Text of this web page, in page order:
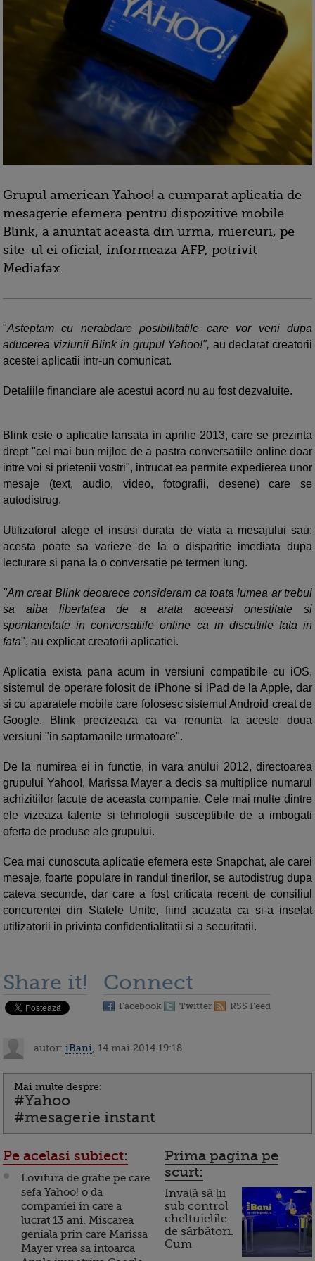
Grupul american Yahoo! a cumparat aplicatia de
mesagerie efemera pentru dispozitive mobile
Blink, a anuntat aceasta din urma, miercuri, pe
site-ul ei oficial, informeaza AFP, potrivit
Mediafax.
"Asteptam cu nerabdare posibilitatile care vor veni dupa
aducerea viziunii Blink in grupul Yahoo!", au declarat creatorii
acestei aplicatii intr-un comunicat.
Detaliile financiare ale acestui acord nu au fost dezvaluite.
Blink este o aplicatie lansata in aprilie 2013, care se prezinta
drept "cel mai bun mijloc de a pastra conversatiile online doar
intre voi si prietenii vostri", intrucat ea permite expedierea unor
mesaje (text, audio, video, fotografii, desene) care se
autodistrug.
Utilizatorul alege el insusi durata de viata a mesajului sau:
acesta poate sa varieze de la o disparitie imediata dupa
lecturare si pana la o conversatie pe termen lung.
"Am creat Blink deoarece consideram ca toata lumea ar trebui
sa aiba libertatea de a arata aceeasi onestitate si
spontaneitate in conversatiile online ca in discutiile fata in
fata", au explicat creatorii aplicatiei.
Aplicatia exista pana acum in versiuni compatibile cu iOS,
sistemul de operare folosit de iPhone si iPad de la Apple, dar
si cu aparatele mobile care folosesc sistemul Android creat de
Google. Blink precizeaza ca va renunta la aceste doua
versiuni "in saptamanile urmatoare".
De la numirea ei in functie, in vara anului 2012, directoarea
grupului Yahoo!, Marissa Mayer a decis sa multiplice numarul
achizitiilor facute de aceasta companie. Cele mai multe dintre
ele vizeaza talente si tehnologii susceptibile de a imbogati
oferta de produse ale grupului.
Cea mai cunoscuta aplicatie efemera este Snapchat, ale carei
mesaje, foarte populare in randul tinerilor, se autodistrug dupa
cateva secunde, dar care a fost criticata recent de consiliul
concurentei din Statele Unite, fiind acuzata ca si-a inselat
utilizatorii in privinta confidentialitatii si a securitatii.
Share it! Connect
Facebook Twitter RSS Feed
autor: iBani , 14 mai 2014 19:18
Mai multe despre:
#Yahoo
#mesagerie instant
Pe acelasi subiect:
Lovitura de gratie pe care
sefa Yahoo! o da
companiei in care a
lucrat 13 ani. Miscarea
geniala prin care Marissa
Mayer vrea sa intoarca
Prima pagina pe
scurt:
Invață să ții
sub control
cheltuielile
de sărbători.
Cum